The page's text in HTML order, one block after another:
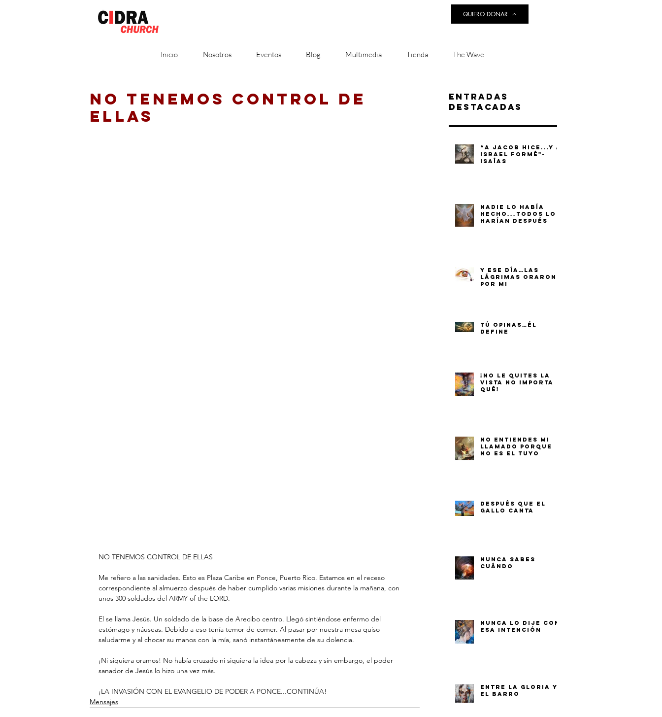
QUIERO DONAR
Inicio Nosotros Eventos Blog Multimedia Tienda The Wave
NO TENEMOS CONTROL DE
ELLAS
NO TENEMOS CONTROL DE ELLAS
Me refiero a las sanidades. Esto es Plaza Caribe en Ponce, Puerto Rico. Estamos en el receso
correspondiente al almuerzo después de haber cumplido varias misiones durante la mañana, con
unos 300 soldados del ARMY of the LORD.
El se llama Jesús. Un soldado de la base de Arecibo centro. Llegó sintiéndose enfermo del
estómago y náuseas. Debido a eso tenía temor de comer. Al pasar por nuestra mesa quiso
saludarme y al chocar su manos con la mía, sanó instantáneamente de su dolencia.
¡Ni siquiera oramos! No había cruzado ni siquiera la idea por la cabeza y sin embargo, el poder
sanador de Jesús lo hizo una vez más.
¡LA INVASIÓN CON EL EVANGELIO DE PODER A PONCE...CONTINÚA!
Mensajes
Entradas
destacadas
“A JACOB HICE...Y A
ISRAEL FORMÉ"-
ISAÍAS
NADIE LO HABÍA
HECHO...TODOS LO
HARÍAN DESPUÉS
Y ESE DÍA…LAS
LÁGRIMAS ORARON
POR MI
TÚ OPINAS…ÉL
DEFINE
¡NO LE QUITES LA
VISTA NO IMPORTA
QUÉ!
NO ENTIENDES MI
LLAMADO PORQUE
NO ES EL TUYO
DESPUÉS QUE EL
GALLO CANTA
NUNCA SABES
CUÁNDO
NUNCA LO DIJE CON
ESA INTENCIÓN
ENTRE LA GLORIA Y
EL BARRO